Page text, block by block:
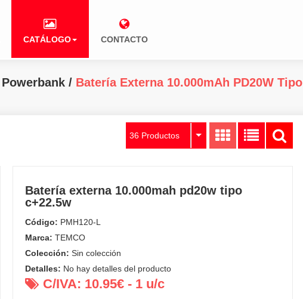
CATÁLOGO CONTACTO
Powerbank/ Batería Externa 10.000mAh PD20W Tipo
36 Productos
Batería externa 10.000mah pd20w tipo
c+22.5w
Código: PMH120-L
Marca: TEMCO
Colección: Sin colección
Detalles: No hay detalles del producto
C/IVA: 10.95€ - 1u/c